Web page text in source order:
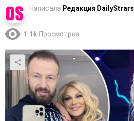
Написала Редакция DailyStrars
1.1k Просмотров